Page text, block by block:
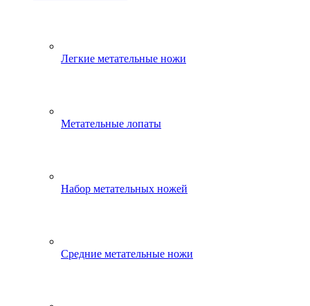
Легкие метательные ножи
Метательные лопаты
Набор метательных ножей
Средние метательные ножи